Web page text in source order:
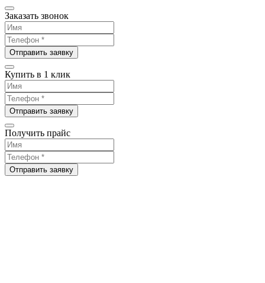
Заказать звонок
Отправить заявку
Купить в 1 клик
Отправить заявку
Получить прайс
Отправить заявку